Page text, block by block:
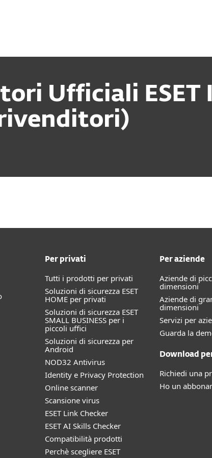
Per privati
Tutti i prodotti per privati
Soluzioni di sicurezza ESET
HOME per privati
Soluzioni di sicurezza ESET
SMALL BUSINESS per i
piccoli uffici
Soluzioni di sicurezza per
Android
NOD32 Antivirus
Identity e Privacy Protection
Online scanner
Scansione virus
ESET Link Checker
ESET AI Skills Checker
Compatibilità prodotti
Perchè scegliere ESET
Per aziende
Aziende di
dimensioni
Aziende di
dimensioni
Servizi per
Guarda la
Download
Richiedi una
Ho un